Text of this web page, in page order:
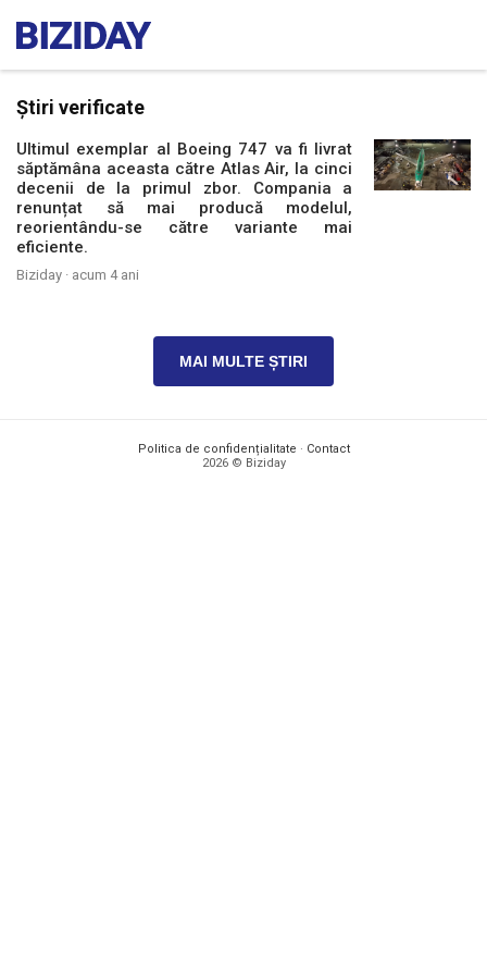
Știri verificate
Ultimul exemplar al Boeing 747 va fi livrat
săptămâna aceasta către Atlas Air, la cinci
decenii de la primul zbor. Compania a
renunțat să mai producă modelul,
reorientându-se către variante mai
eficiente.
Biziday · acum 4 ani
MAI MULTE ȘTIRI
Politica de confidențialitate · Contact
2026 © Biziday